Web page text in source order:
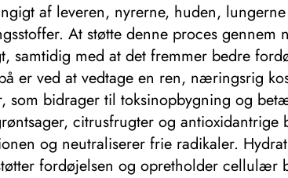
af leveren, nyrerne, huden,
At støtte denne proces
samtidig med at det fremmer bedre
er ved at vedtage en ren, næringsrig
bidrager til toksinopbygning og
citrusfrugter og
og neutraliserer frie radikaler.
fordøjelsen og opretholder cellulær